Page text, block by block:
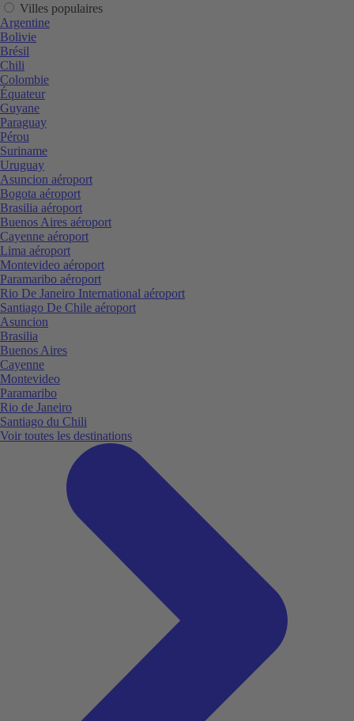
Villes populaires
Argentine
Bolivie
Brésil
Chili
Colombie
Équateur
Guyane
Paraguay
Pérou
Suriname
Uruguay
Asuncion aéroport
Bogota aéroport
Brasilia aéroport
Buenos Aires aéroport
Cayenne aéroport
Lima aéroport
Montevideo aéroport
Paramaribo aéroport
Rio De Janeiro International aéroport
Santiago De Chile aéroport
Asuncion
Brasilia
Buenos Aires
Cayenne
Montevideo
Paramaribo
Rio de Janeiro
Santiago du Chili
Voir toutes les destinations